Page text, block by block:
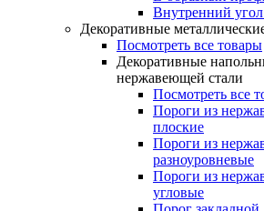
Внутренний
Декоративные
Посмотреть все товары
Декоративные
нержавеющей стали
Посмотреть все
Пороги из
плоские
Пороги из
разноуровневые
Пороги из
угловые